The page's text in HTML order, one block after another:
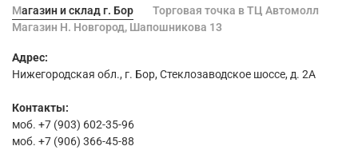
Магазин и склад г. Бор
Торговая точка в ТЦ Автомолл
Магазин Н. Новгород, Шапошникова 13
Адрес:
Нижегородская обл., г. Бор, Стеклозаводское шоссе, д. 2А
Контакты:
моб. +7 (903) 602-35-96
моб. +7 (906) 366-45-88